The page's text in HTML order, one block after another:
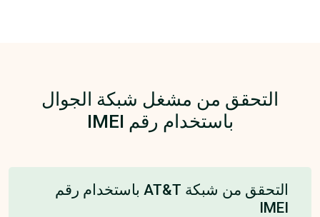
التحقق من مشغل شبكة الجوال
باستخدام رقم IMEI
التحقق من شبكة AT&T باستخدام رقم
IMEI